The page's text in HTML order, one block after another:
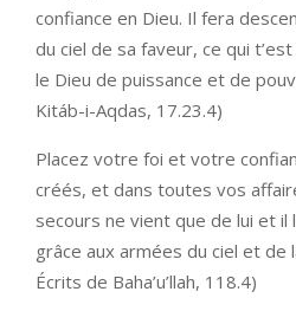
confiance en Dieu. Il fera
du ciel de sa faveur, ce qui
le Dieu de puissance et de
Kitáb-i-Aqdas, 17.23.4)
Placez votre foi et votre
créés, et dans toutes vos
secours ne vient que de lui et il
grâce aux armées du ciel et de
Écrits de Baha’u’llah, 118.4)